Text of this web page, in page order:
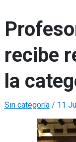
recibe
la
Sin categoría/ 11